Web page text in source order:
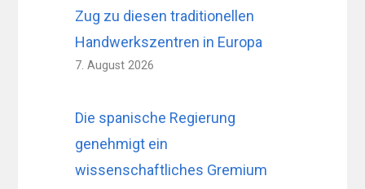
Zug zu diesen traditionellen
Handwerkszentren in Europa
7. August 2026
Die spanische Regierung
genehmigt ein
wissenschaftliches Gremium